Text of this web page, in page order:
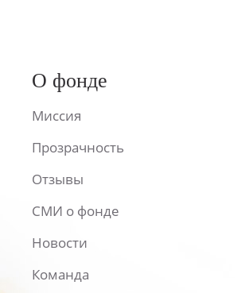
О фонде
Миссия
Прозрачность
Отзывы
СМИ о фонде
Новости
Команда